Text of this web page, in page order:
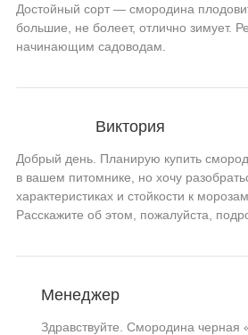
Достойный сорт — смородина
большие, не болеет, отлично зимует.
начинающим садоводам.
Виктория
Добрый день. Планирую купить
в вашем питомнике, но хочу
характеристиках и стойкости к
Расскажите об этом, пожалуйста,
Менеджер
Здравствуйте. Смородина черная